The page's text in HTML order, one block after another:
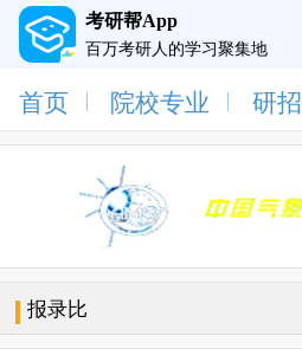
考研帮App
百万考研人的学习聚集地
首页 院校专业 研招
报录比